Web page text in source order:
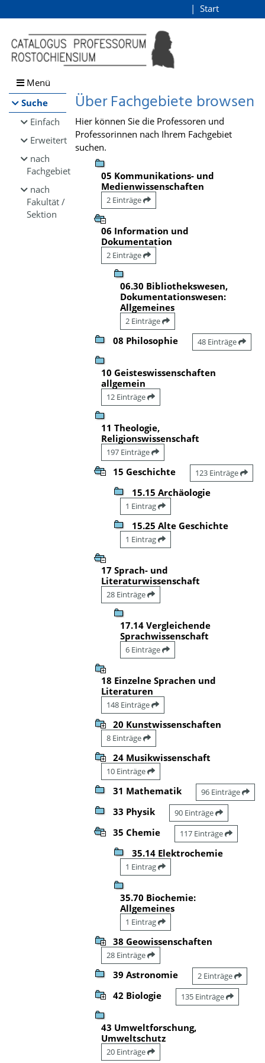
Browsen
direkt zum Inhalt
Start
Menü
Suche
Einfach
Erweitert
nach
Fachgebiet
nach
Fakultät /
Sektion
Über Fachgebiete browsen
Hier können Sie die Professoren und
Professorinnen nach Ihrem Fachgebiet
suchen.
05 Kommunikations- und
Medienwissenschaften
2 Einträge
06 Information und
Dokumentation
2 Einträge
06.30 Bibliothekswesen,
Dokumentationswesen:
Allgemeines
2 Einträge
08 Philosophie 48 Einträge
10 Geisteswissenschaften
allgemein
12 Einträge
11 Theologie,
Religionswissenschaft
197 Einträge
15 Geschichte 123 Einträge
15.15 Archäologie
1 Eintrag
15.25 Alte Geschichte
1 Eintrag
17 Sprach- und
Literaturwissenschaft
28 Einträge
17.14 Vergleichende
Sprachwissenschaft
6 Einträge
18 Einzelne Sprachen und
Literaturen
148 Einträge
20 Kunstwissenschaften
8 Einträge
24 Musikwissenschaft
10 Einträge
31 Mathematik 96 Einträge
33 Physik 90 Einträge
35 Chemie 117 Einträge
35.14 Elektrochemie
1 Eintrag
35.70 Biochemie:
Allgemeines
1 Eintrag
38 Geowissenschaften
28 Einträge
39 Astronomie 2 Einträge
42 Biologie 135 Einträge
43 Umweltforschung,
Umweltschutz
20 Einträge